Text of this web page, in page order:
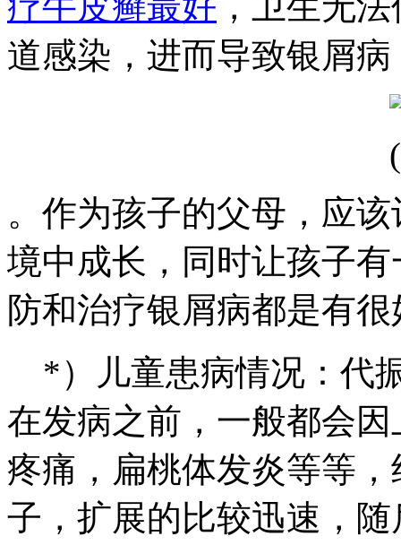
道感染，进而导致银屑
。作为孩子的父母，应
境中成长，同时让孩子
防和治疗银屑病都是有
*）儿童患病情况：代
在发病之前，一般都会
疼痛，扁桃体发炎等等
子，扩展的比较迅速，